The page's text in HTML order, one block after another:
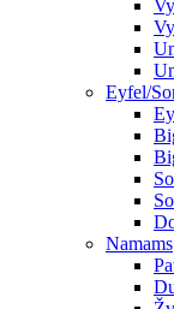
Eyfel/
Namams